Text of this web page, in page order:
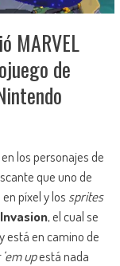
MARVEL
de
los personajes de
que uno de
píxel y los sprites
, el cual se
y está en camino de
upestá nada